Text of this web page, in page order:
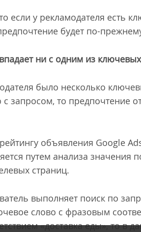
если у рекламодателя есть
будет по-
ни с одним из
было несколько
с запросом, то предпочтение
объявления Google
путем анализа значения
страниц.
выполняет поиск по
слово с фразовым
«доставка еды», то в